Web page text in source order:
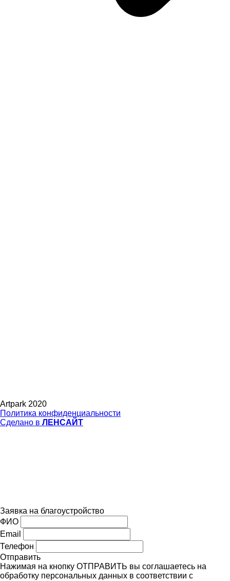
Artpark 2020
Политика конфиденциальности
Сделано в ЛЕНСАЙТ
Заявка на благоустройство
ФИО
Email
Телефон
Отправить
Нажимая на кнопку ОТПРАВИТЬ вы соглашаетесь на
обработку персональных данных в соответствии с